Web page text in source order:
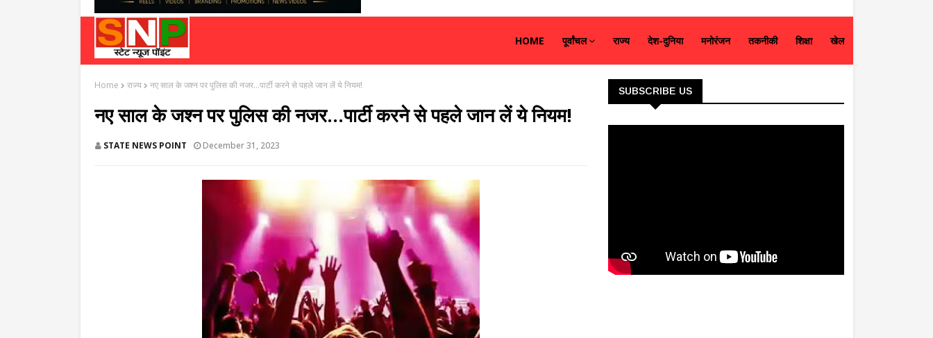
HOME पूर्वांचल राज्य देश-दुनिया मनोरंजन तकनीकी शिक्षा खेल
Home राज्य नए साल के जश्न पर पुलिस की नजर...पार्टी करने से पहले जान लें ये नियम!
नए साल के जश्न पर पुलिस की नजर...पार्टी करने से पहले जान लें ये नियम!
STATE NEWS POINT December 31, 2023
SUBSCRIBE US